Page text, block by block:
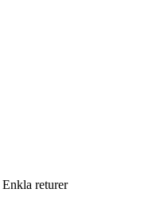
Enkla returer